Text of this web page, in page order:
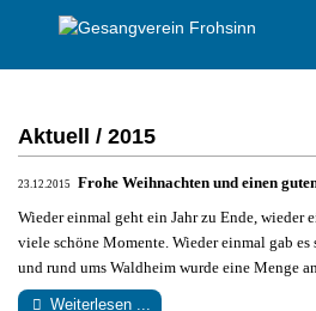
Aktuell / 2015
23.12.2015 Frohe Weihnachten und einen
Wieder einmal geht ein Jahr zu Ende, wieder
viele schöne Momente. Wieder einmal gab
und rund ums Waldheim wurde eine Menge
Weiterlesen ...